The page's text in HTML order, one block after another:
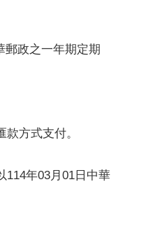
郵政之一年期定期
方式支付。
114年03月01日中華